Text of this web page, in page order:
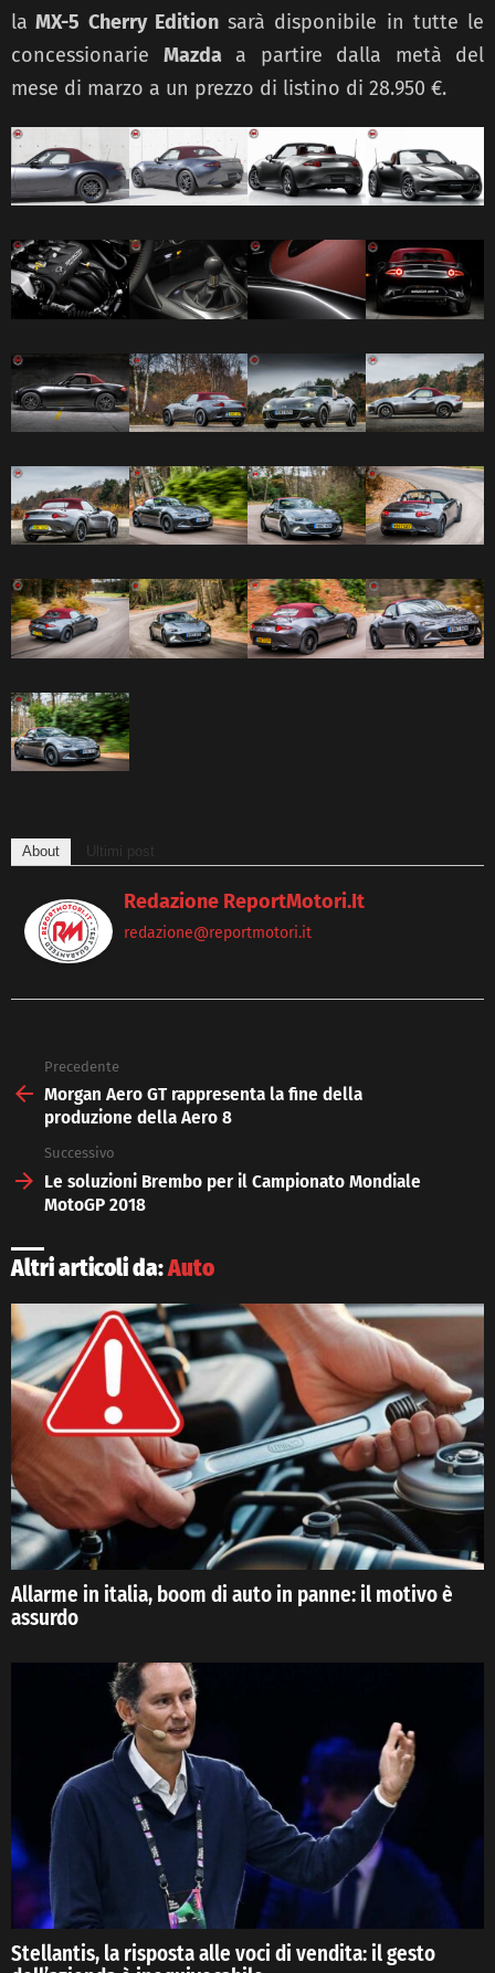
la MX-5 Cherry Editionsarà disponibile in tutte le
concessionarie Mazdaa partire dalla metà del
mese di marzo a un prezzo di listino di 28.950 €.
About Ultimi post
Redazione ReportMotori.it
redazione@reportmotori.it
more
Precedente
Morgan Aero GT rappresenta la fine della
produzione della Aero 8
Successivo
Le soluzioni Brembo per il Campionato Mondiale
MotoGP 2018
Altri articoli da:Auto
Allarme in italia, boom di auto in panne: il motivo è
assurdo
Stellantis, la risposta alle voci di vendita: il gesto